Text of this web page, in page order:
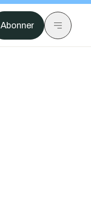
Abonner